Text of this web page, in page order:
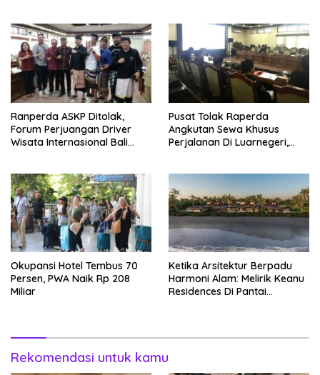
Ranperda ASKP Ditolak,
Forum Perjuangan Driver
Wisata Internasional Bali
Pusat Tolak Raperda
Angkutan Sewa Khusus
Perjalanan Di Luarnegeri,
Okupansi Hotel Tembus 70
Persen, PWA Naik Rp 208
Miliar
Ketika Arsitektur Berpadu
Harmoni Alam: Melirik Keanu
Residences Di Pantai
Rekomendasi untuk kamu